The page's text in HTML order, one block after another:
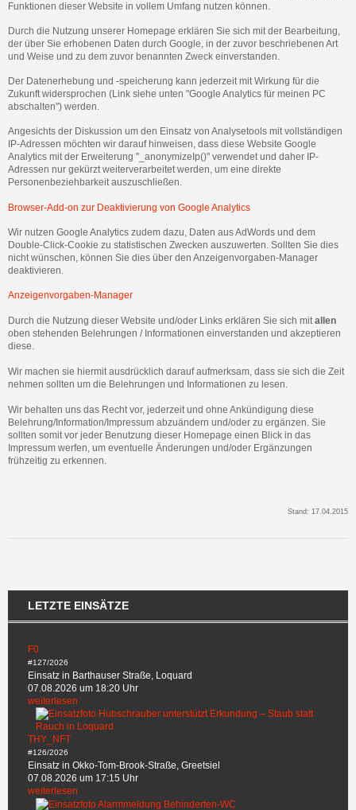
Funktionen dieser Website in vollem Umfang nutzen können.
Durch die Nutzung unserer Homepage erklären Sie sich mit der Bearbeitung,
der über Sie erhobenen Daten durch Google, in der zuvor beschriebenen Art
und Weise und zu dem zuvor benannten Zweck einverstanden.
Der Datenerhebung und -speicherung kann jederzeit mit Wirkung für die
Zukunft widersprochen (Link siehe unten "Google Analytics für meinen PC
abschalten") werden.
Angesichts der Diskussion um den Einsatz von Analysetools mit vollständigen
IP-Adressen möchten wir darauf hinweisen, dass diese Website Google
Analytics mit der Erweiterung "_anonymizeIp()" verwendet und daher IP-
Adressen nur gekürzt weiterverarbeitet werden, um eine direkte
Personenbeziehbarkeit auszuschließen.
Browser-Add-on zur Deaktivierung von Google Analytics
Wir nutzen Google Analytics zudem dazu, Daten aus AdWords und dem
Double-Click-Cookie zu statistischen Zwecken auszuwerten. Sollten Sie dies
nicht wünschen, können Sie dies über den Anzeigenvorgaben-Manager
deaktivieren.
Anzeigenvorgaben-Manager
Durch die Nutzung dieser Website und/oder Links erklären Sie sich mitallen
oben stehenden Belehrungen / Informationen einverstanden und akzeptieren
diese.
Wir machen sie hiermit ausdrücklich darauf aufmerksam, dass sie sich die Zeit
nehmen sollten um die Belehrungen und Informationen zu lesen.
Wir behalten uns das Recht vor, jederzeit und ohne Ankündigung diese
Belehrung/Information/Impressum abzuändern und/oder zu ergänzen. Sie
sollten somit vor jeder Benutzung dieser Homepage einen Blick in das
Impressum werfen, um eventuelle Änderungen und/oder Ergänzungen
frühzeitig zu erkennen.
Stand: 17.04.2015
LETZTE EINSÄTZE
F0
#127/2026
Einsatz in Barthauser Straße, Loquard
07.08.2026 um 18:20 Uhr
weiterlesen
THY_NFT
#126/2026
Einsatz in Okko-Tom-Brook-Straße, Greetsiel
07.08.2026 um 17:15 Uhr
weiterlesen